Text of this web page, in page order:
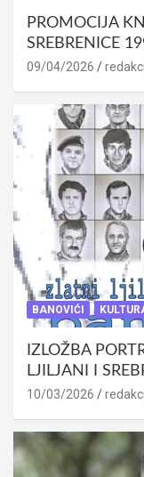
PROMOCIJA
SREBRENICE
09/04/2026
BANOVIĆI
IZLOŽBA
LJILJANI I
10/03/2026